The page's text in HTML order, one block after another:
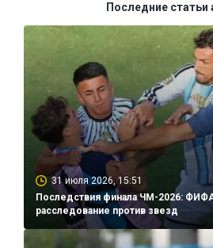
Последние статьи
31 июля 2026, 15:51
Последствия финала ЧМ-2026: ФИФА
расследование против звезд